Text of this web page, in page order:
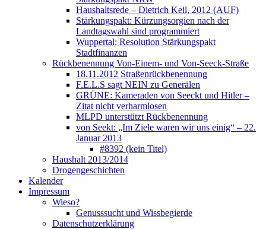
Haushaltsrede – Dietrich Keil, 2012 (AUF)
Stärkungspakt: Kürzungsorgien nach der
Landtagswahl sind programmiert
Wuppertal: Resolution Stärkungspakt
Stadtfinanzen
Rückbenennung Von-Einem- und Von-Seeck-Straße
18.11.2012 Straßenrückbenennung
F.E.L.S sagt NEIN zu Generälen
GRÜNE: Kameraden von Seeckt und Hitler –
Zitat nicht verharmlosen
MLPD unterstützt Rückbenennung
von Seekt: „Im Ziele waren wir uns einig“ – 22.
Januar 2013
#8392 (kein Titel)
Haushalt 2013/2014
Drogengeschichten
Kalender
Impressum
Wieso?
Genusssucht und Wissbegierde
Datenschutzerklärung